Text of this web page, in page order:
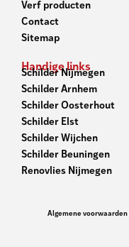
Verf producten
Contact
Sitemap
Handige links
Schilder Nijmegen
Schilder Arnhem
Schilder Oosterhout
Schilder Elst
Schilder Wijchen
Schilder Beuningen
Renovlies Nijmegen
Algemene voorwaarden|